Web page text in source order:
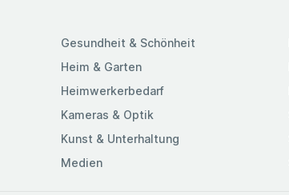
Gesundheit & Schönheit
Heim & Garten
Heimwerkerbedarf
Kameras & Optik
Kunst & Unterhaltung
Medien